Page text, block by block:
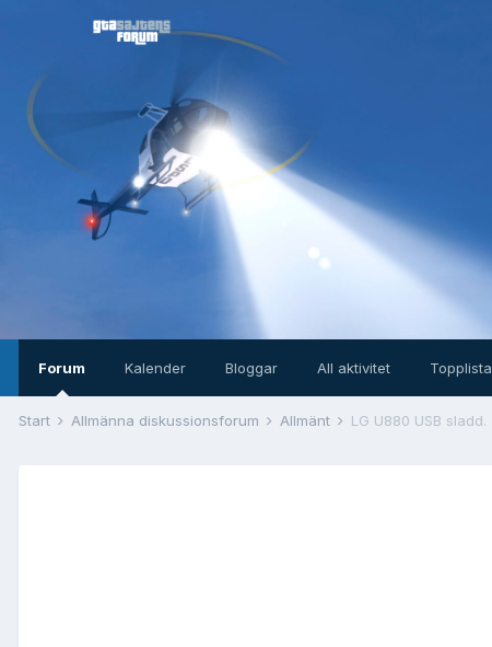
Forum Kalender Bloggar All aktivitet Topplista
Start Allmänna diskussionsforum Allmänt LG U880 USB sladd.